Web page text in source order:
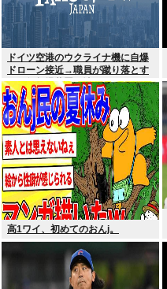
ドイツ空港のウクライナ機に自爆
ドローン接近→職員が蹴り落とす
→偶然起爆装置が壊れセーフ
高1ワイ、初めてのおんj。